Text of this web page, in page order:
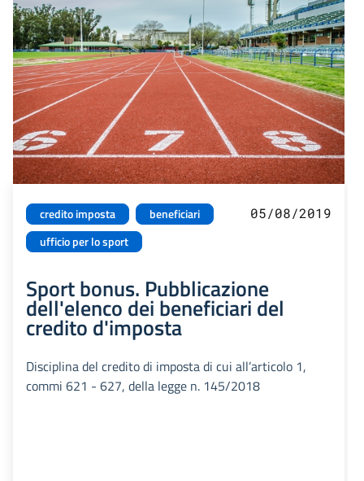
credito imposta
beneficiari
ufficio per lo sport
05/08/2019
Sport bonus. Pubblicazione
dell'elenco dei beneficiari del
credito d'imposta
Disciplina del credito di imposta di cui all’articolo 1,
commi 621 - 627, della legge n. 145/2018